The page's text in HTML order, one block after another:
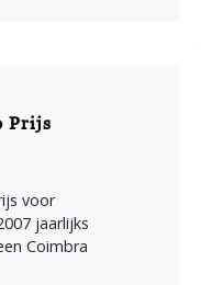
Prijs
voor
jaarlijks
Coimbra